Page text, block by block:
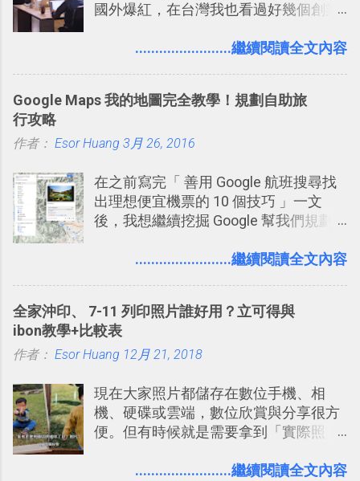
國外爆紅，在台灣我也看過好幾個創業
理，到底 Slack 有什麼魅力？它是不是
有機會在一個專案合作中使用了 Slack
點： 1. 「 很有趣 」： Slack 裡擁有跟
聊天打屁、傳送有趣影音圖文的功能。
2. 「 有效率 」：但是 Slack 的頻道、群
組機制讓茶水間的聊天，不會干擾工作
事可以從聊天中記錄重點。 3. 「 有彈性
的軟體則讓同事可以在任何地方和公司
保持聯繫。 如果你需要中文版的同類平
台，可以參考： JANDI 高效率團隊通訊
戶 。 2017/3 新增 ： Sortd for Slack：
改造 Slack 討論串介面變成專案任務排
程看板
........................繼續閱讀全文內容
Google Maps 我的地圖完全教學！規劃自助旅
行攻略
作者： Esor Huang 3月 26, 2016
在之前寫完「 善用 Google 航班搜尋找
出理想便宜機票的 10 個技巧 」一文
後，我想繼續挖掘 Google 幫我們規劃
入的來聊聊 Google 的「我的地圖」服
線，對商務需求來說可以打造出一張一
張資料地圖（例如我之前在製作一本新
書時建立的「 台灣推薦空拍地點地圖
規劃自助旅行路線！ Google 「我的地
圖」在規劃自助旅行路線時可以解決許
多問題： 國外地點名稱地址常常難懂，
稱。 在規劃路線之外，自訂地圖還能補
........................繼續閱讀全文內容
全家沖印、 7-11 列印照片誰好用？立可得與
ibon教學+比較表
作者： Esor Huang 12月 21, 2018
現在大家照片都儲存在數位手機、相
機、硬碟或雲端，數位欣賞與分享很方
便。但有時候就是需要拿到「實際照
要製作家庭相框 用照片來當小禮物 把照
........................繼續閱讀全文內容